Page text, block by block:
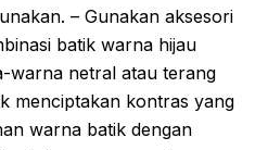
– Gunakan aksesori
batik warna hijau
warna netral atau terang
menciptakan kontras yang
warna batik dengan